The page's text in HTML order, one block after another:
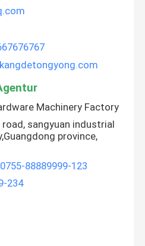
Machinery Factory
road, sangyuan industrial
province,
88889999-123
234